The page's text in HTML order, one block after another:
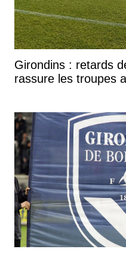
Girondins : retards
rassure les troupes